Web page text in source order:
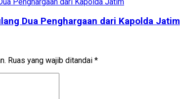
Dua Penghargaan dari Kapolda Jatim
Ruas yang wajib ditandai *